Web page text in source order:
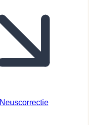
Neuscorrectie